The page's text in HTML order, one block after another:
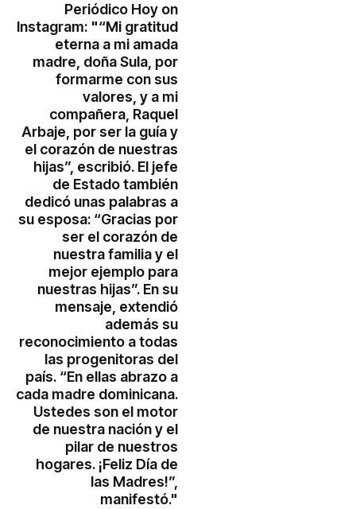
Periódico Hoy on
Instagram: "“Mi gratitud
eterna a mi amada
madre, doña Sula, por
formarme con sus
valores, y a mi
compañera, Raquel
Arbaje, por ser la guía y
el corazón de nuestras
hijas”, escribió. El jefe
de Estado también
dedicó unas palabras a
su esposa: “Gracias por
ser el corazón de
nuestra familia y el
mejor ejemplo para
nuestras hijas”. En su
mensaje, extendió
además su
reconocimiento a todas
las progenitoras del
país. “En ellas abrazo a
cada madre dominicana.
Ustedes son el motor
de nuestra nación y el
pilar de nuestros
hogares. ¡Feliz Día de
las Madres!”,
manifestó."